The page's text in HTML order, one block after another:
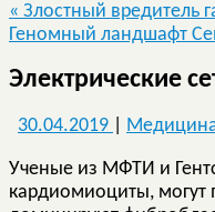
« Злостный вредитель
Геномный ландшафт
Электрические
30.04.2019
Ученые из МФТИ и
кардиомиоциты, могут